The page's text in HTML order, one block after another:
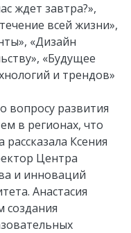
ждет завтра?»,
всей жизни»,
«Дизайн
«Будущее
и трендов»
вопросу развития
в регионах, что
Ксения
Центра
и инноваций
Анастасия
создания